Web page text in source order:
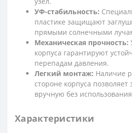
УФ-стабильность:
пластике защищают
прямыми солнечными
Механическая прочность:
корпуса гарантируют
перепадам давления.
Легкий монтаж: Наличие
стороне корпуса позволяет
вручную без
Характеристики